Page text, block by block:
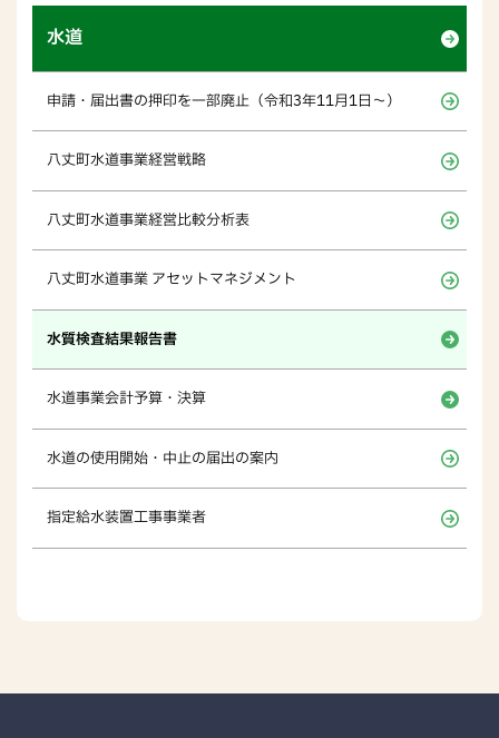
水道
申請・届出書の押印を一部廃止（令和3年11月1日～）
八丈町水道事業経営戦略
八丈町水道事業経営比較分析表
八丈町水道事業 アセットマネジメント
水質検査結果報告書
水道事業会計予算・決算
水道の使用開始・中止の届出の案内
指定給水装置工事事業者